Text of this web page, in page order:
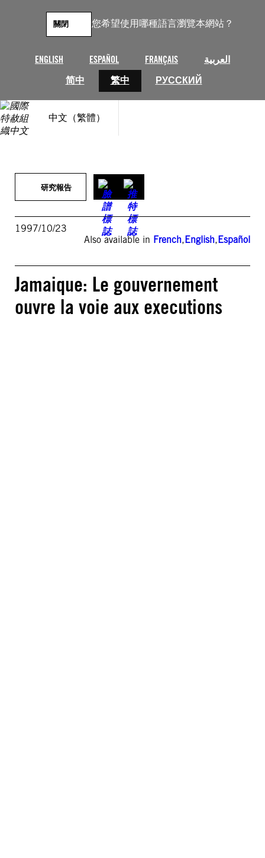
您希望使用哪種語言瀏覽本網站？
ENGLISH ESPAÑOL FRANÇAIS
العربية
简中
繁中 РУССКИЙ
關閉
中文（繁體）
研究報告
1997/10/23
Also available in French,English,Español
Jamaique: Le gouvernement
ouvre la voie aux executions